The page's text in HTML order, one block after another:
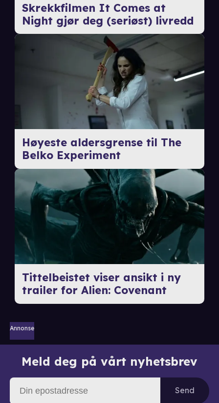
Skrekkfilmen It Comes at
Night gjør deg (seriøst) livredd
Høyeste aldersgrense til The
Belko Experiment
Tittelbeistet viser ansikt i ny
trailer for Alien: Covenant
Annonse
Meld deg på vårt nyhetsbrev
Send